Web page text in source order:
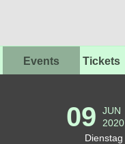
Events Tickets
09
JUN
2020
Dienstag